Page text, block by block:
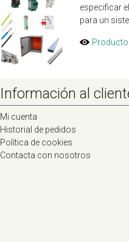
especificar
para un
Producto
Información al
Mi cuenta
Historial de pedidos
Política de cookies
Contacta con nosotros